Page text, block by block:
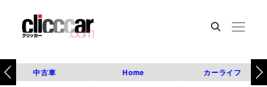
中古車 Home カーライフ